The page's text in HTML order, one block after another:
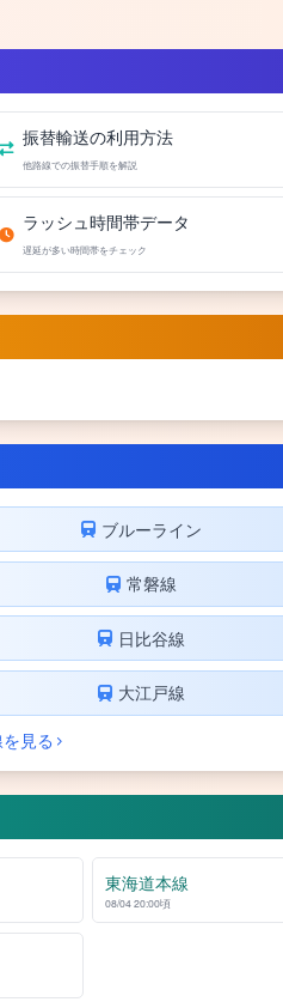
振替輸送の利用方法
他路線での振替手順を解説
ラッシュ時間帯データ
遅延が多い時間帯をチェック
ブルーライン
常磐線
日比谷線
大江戸線
見る
東海道本線
08/04 20:00頃